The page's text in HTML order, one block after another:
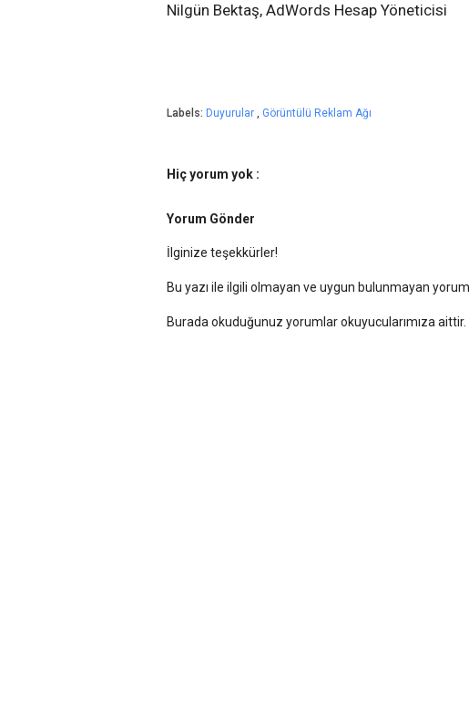
Nilgün Bektaş, AdWords Hesap Yöneticisi
Labels: Duyurular , Görüntülü Reklam Ağı
Hiç yorum yok :
Yorum Gönder
İlginize teşekkürler!
Bu yazı ile ilgili olmayan ve uygun bulunmayan
Burada okuduğunuz yorumlar okuyucularımıza aittir.